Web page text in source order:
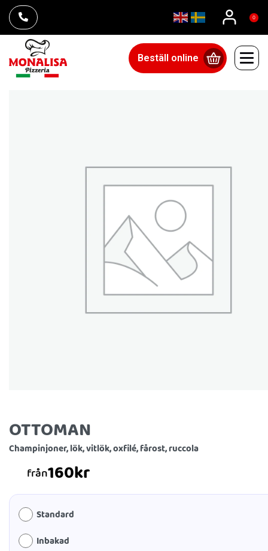
0
Beställ online
OTTOMAN
Champinjoner, lök, vitlök, oxfilé, fårost, ruccola
från160kr
Standard
Inbakad